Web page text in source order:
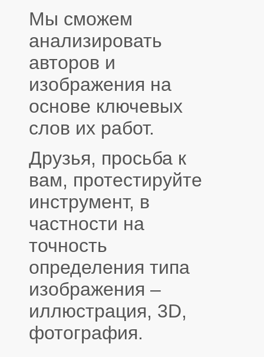
Мы сможем
анализировать
авторов и
изображения на
основе ключевых
слов их работ.
Друзья, просьба к
вам, протестируйте
инструмент, в
частности на
точность
определения типа
изображения –
иллюстрация, 3D,
фотография.